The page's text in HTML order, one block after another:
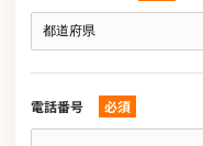
お
ま
い
地
域
電話番号
必須
電